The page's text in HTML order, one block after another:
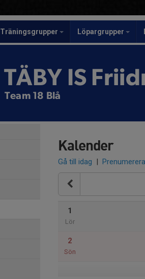
Träningsgrupper Löpargrupper
TÄBY IS
Team 18 Blå
Kalender
Gå till idag | Prenumerera
1
Lör
2
Sön